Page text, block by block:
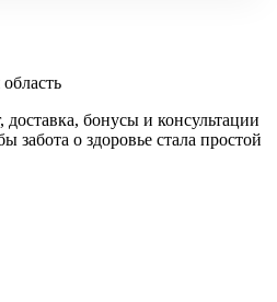
доставка, бонусы и консультации
забота о здоровье стала простой